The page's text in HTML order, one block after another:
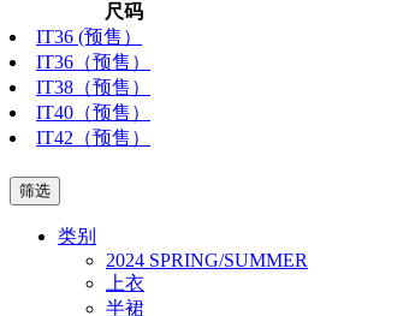
尺码
IT36 (预售）
IT36（预售）
IT38（预售）
IT40（预售）
IT42（预售）
筛选
类别
2024 SPRING/SUMMER
上衣
半裙